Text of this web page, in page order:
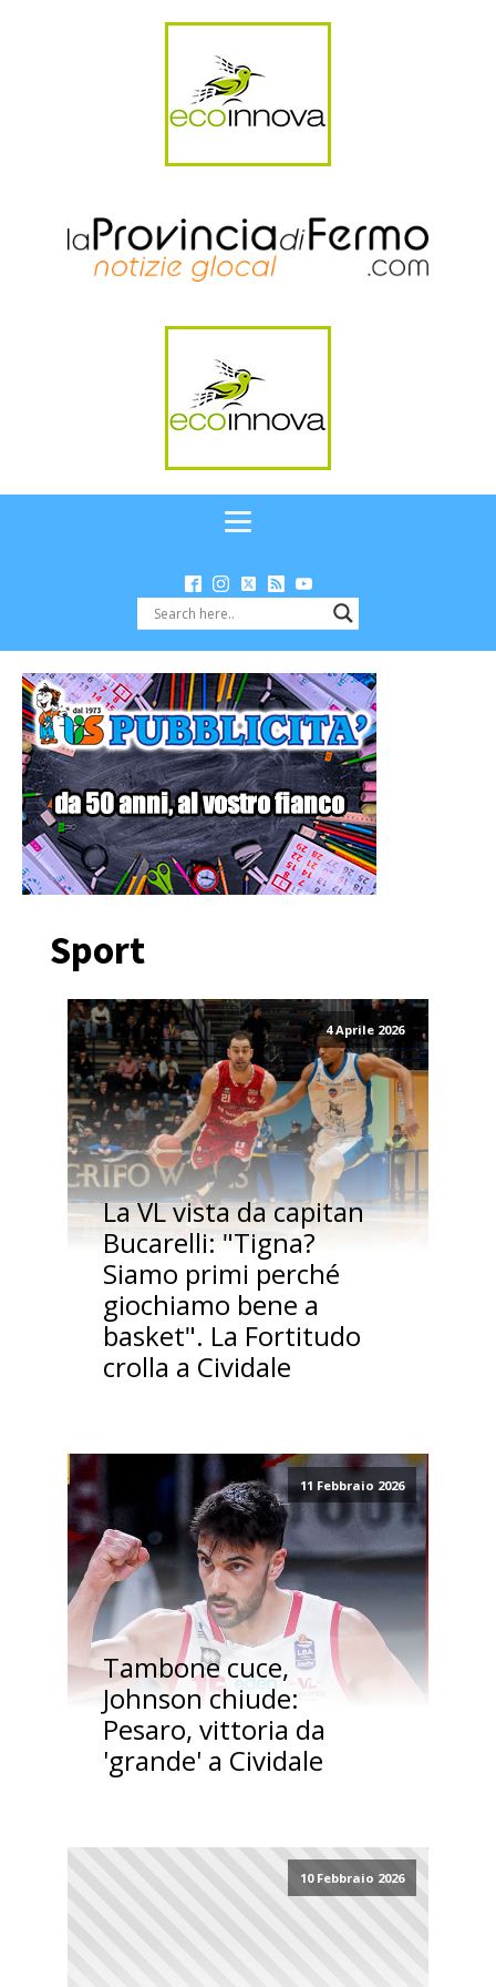
Sport
4 Aprile 2026
La VL vista da capitan
Bucarelli: "Tigna?
Siamo primi perché
giochiamo bene a
basket". La Fortitudo
crolla a Cividale
11 Febbraio 2026
Tambone cuce,
Johnson chiude:
Pesaro, vittoria da
'grande' a Cividale
10 Febbraio 2026